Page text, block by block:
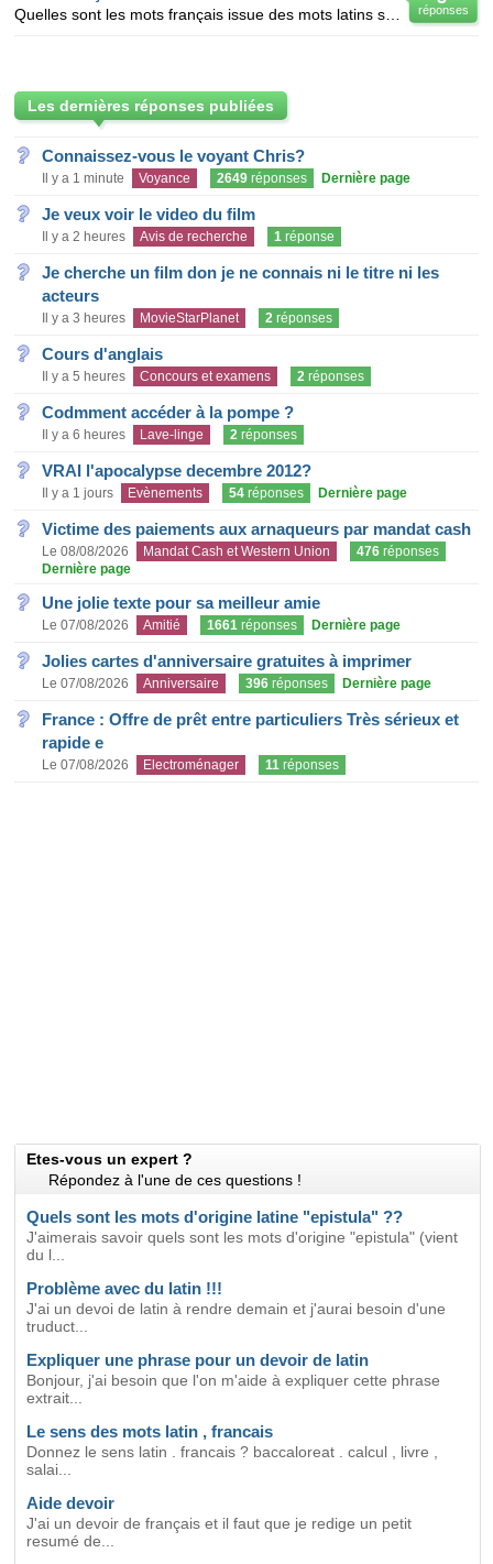
réponses
Les dernières réponses publiées
Connaissez-vous le voyant Chris?
Il y a 1 minute Voyance 2649 réponses Dernière page
Je veux voir le video du film
Il y a 2 heures Avis de recherche 1 réponse
Je cherche un film don je ne connais ni le titre ni les
acteurs
Il y a 3 heures MovieStarPlanet 2 réponses
Cours d'anglais
Il y a 5 heures Concours et examens 2 réponses
Codmment accéder à la pompe ?
Il y a 6 heures Lave-linge 2 réponses
VRAI l'apocalypse decembre 2012?
Il y a 1 jours Evènements 54 réponses Dernière page
Victime des paiements aux arnaqueurs par mandat cash
Le 08/08/2026 Mandat Cash et Western Union 476 réponses
Dernière page
Une jolie texte pour sa meilleur amie
Le 07/08/2026 Amitié 1661 réponses Dernière page
Jolies cartes d'anniversaire gratuites à imprimer
Le 07/08/2026 Anniversaire 396 réponses Dernière page
France : Offre de prêt entre particuliers Très sérieux et
rapide e
Le 07/08/2026 Electroménager 11 réponses
Etes-vous un expert ?
Répondez à l'une de ces questions !
Quels sont les mots d'origine latine "epistula" ??
J'aimerais savoir quels sont les mots d'origine "epistula" (vient
du l...
Problème avec du latin !!!
J'ai un devoi de latin à rendre demain et j'aurai besoin d'une
truduct...
Expliquer une phrase pour un devoir de latin
Bonjour, j'ai besoin que l'on m'aide à expliquer cette phrase
extrait...
Le sens des mots latin , francais
Donnez le sens latin . francais ? baccaloreat . calcul , livre ,
salai...
Aide devoir
J'ai un devoir de français et il faut que je redige un petit
resumé de...